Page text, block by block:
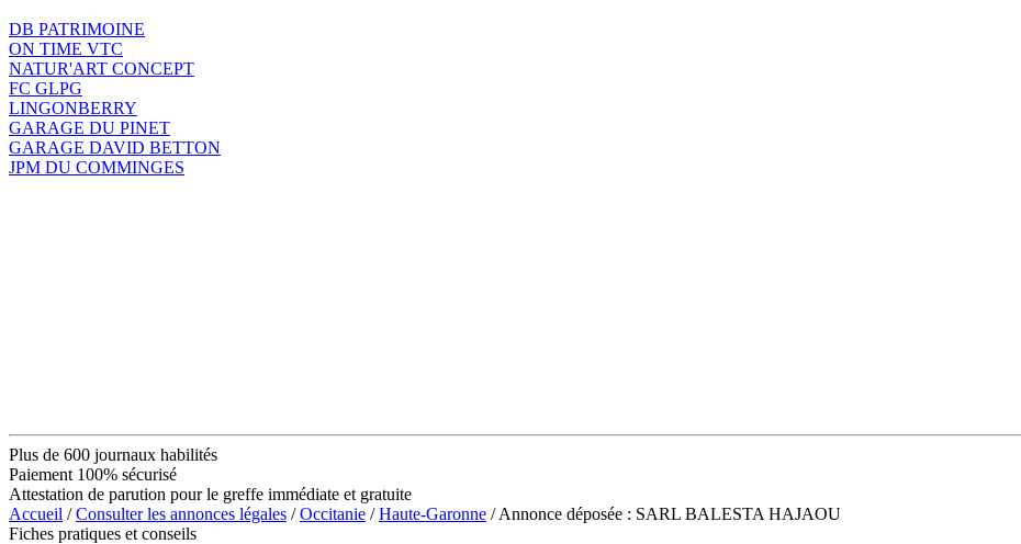
DB PATRIMOINE
ON TIME VTC
NATUR'ART CONCEPT
FC GLPG
LINGONBERRY
GARAGE DU PINET
GARAGE DAVID BETTON
JPM DU COMMINGES
Plus de 600 journaux habilités
Paiement 100% sécurisé
Attestation de parution pour le greffe immédiate et gratuite
Accueil /Consulter les annonces légales /Occitanie /Haute-Garonne / Annonce déposée : SARL BALESTA HAJAOU
Fiches pratiques et conseils